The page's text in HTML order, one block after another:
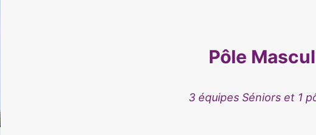
Pôle
3 équipes Séniors et 1